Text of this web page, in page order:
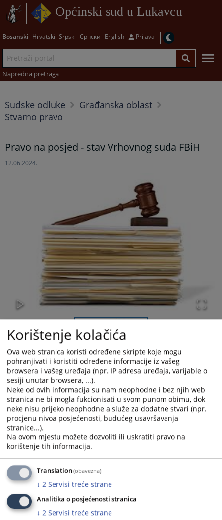
Općinski sud u Lukavcu
Bosanski Hrvatski Srpski Српски English Prijava
Napredna pretraga
Sudske odluke
Građanska oblast
Stvarno pravo
Pravo na posjed - stav Vrhovnog suda FBiH
12.06.2024.
Vrhovni sud Federacije Bosne i Hercegovine je svojom odlukom
broj 126 0 P 197351 23 Rev od 16.05.2024. godine, dopustio i
prihvatio reviziju, pa je presudu Kantonalnog suda u Tuzli broj
126 0 P 197351 21 Gž od 05.09.2023. godine preinačio na način
da se odbija žalba tužene i potvrđuje prvostepena presuda
ovog suda broj 126 0 P 197351 18 P od 22.10.2020.godine.
Presudu ovog suda u anonimiziranom obliku možete preuzeti u
prilogu vijesti.
Prikazana vijest je na
Prateći dokumenti
Korištenje kolačića
Ova web stranica koristi određene skripte koje mogu
pohranjivati i koristiti određene informacije iz vašeg
browsera i vašeg uređaja (npr. IP adresa uređaja, varijable o
sesiji unutar browsera, ...).
Neke od ovih informacija su nam neophodne i bez njih web
stranica ne bi mogla fukcionisati u svom punom obimu, dok
neke nisu prijeko neophodne a služe za dodatne stvari (npr.
procjenu nivoa posjećenosti, budućeg usavršavanja
stranice...).
Na ovom mjestu možete dozvoliti ili uskratiti pravo na
korištenje tih informacija.
Translation(obavezna)
↓ 2 Servisi treće strane
Analitika o posjećenosti stranica
↓ 2 Servisi treće strane